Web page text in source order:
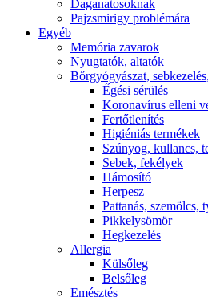
Daganatosoknak
Pajzsmirigy problémára
Egyéb
Memória zavarok
Nyugtatók, altatók
Bőrgyógyászat,
É́gési sérülés
Koronavírus elleni
Fertőtlenítés
Higiéniás termékek
Szúnyog, kullancs,
Sebek, fekélyek
Hámosító
Herpesz
Pattanás, szemölcs,
Pikkelysömör
Hegkezelés
Allergia
Külsőleg
Belsőleg
Emésztés